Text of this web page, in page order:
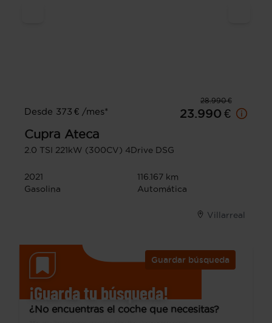
28.990 €
Desde 373 € /mes*
23.990 €
Cupra Ateca
2.0 TSI 221kW (300CV) 4Drive DSG
2021
116.167 km
Gasolina
Automática
Villarreal
Guardar búsqueda
¡Guarda tu búsqueda!
¿No encuentras el coche que necesitas?